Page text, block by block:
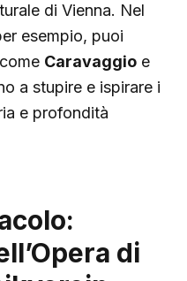
di Vienna. Nel
esempio, puoi
Caravaggio e
a stupire e ispirare i
e profondità
di